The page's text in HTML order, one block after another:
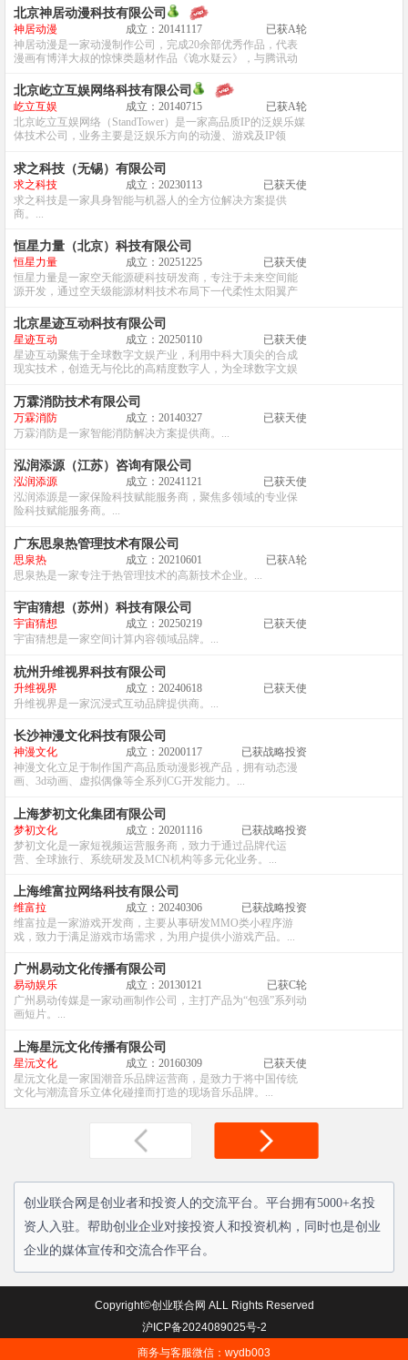
北京神居动漫科技有限公司
神居动漫 成立：20141117
已获A轮
神居动漫是一家动漫制作公司，完成20余部优秀作品，代表
漫画有博洋大叔的惊悚类题材作品《诡水疑云》，与腾讯动
北京屹立互娱网络科技有限公司
屹立互娱 成立：20140715
已获A轮
北京屹立互娱网络（StandTower）是一家高品质IP的泛娱乐媒
体技术公司，业务主要是泛娱乐方向的动漫、游戏及IP领
求之科技（无锡）有限公司
求之科技 成立：20230113
已获天使
求之科技是一家具身智能与机器人的全方位解决方案提供
商。...
恒星力量（北京）科技有限公司
恒星力量 成立：20251225
已获天使
恒星力量是一家空天能源硬科技研发商，专注于未来空间能
源开发，通过空天级能源材料技术布局下一代柔性太阳翼产
北京星迹互动科技有限公司
星迹互动 成立：20250110
已获天使
星迹互动聚焦于全球数字文娱产业，利用中科大顶尖的合成
现实技术，创造无与伦比的高精度数字人，为全球数字文娱
万霖消防技术有限公司
万霖消防 成立：20140327
已获天使
万霖消防是一家智能消防解决方案提供商。...
泓润添源（江苏）咨询有限公司
泓润添源 成立：20241121
已获天使
泓润添源是一家保险科技赋能服务商，聚焦多领域的专业保
险科技赋能服务商。...
广东思泉热管理技术有限公司
思泉热 成立：20210601
已获A轮
思泉热是一家专注于热管理技术的高新技术企业。...
宇宙猜想（苏州）科技有限公司
宇宙猜想 成立：20250219
已获天使
宇宙猜想是一家空间计算内容领域品牌。...
杭州升维视界科技有限公司
升维视界 成立：20240618
已获天使
升维视界是一家沉浸式互动品牌提供商。...
长沙神漫文化科技有限公司
神漫文化 成立：20200117
已获战略投资
神漫文化立足于制作国产高品质动漫影视产品，拥有动态漫
画、3d动画、虚拟偶像等全系列CG开发能力。...
上海梦初文化集团有限公司
梦初文化 成立：20201116
已获战略投资
梦初文化是一家短视频运营服务商，致力于通过品牌代运
营、全球旅行、系统研发及MCN机构等多元化业务。...
上海维富拉网络科技有限公司
维富拉 成立：20240306
已获战略投资
维富拉是一家游戏开发商，主要从事研发MMO类小程序游
戏，致力于满足游戏市场需求，为用户提供小游戏产品。...
广州易动文化传播有限公司
易动娱乐 成立：20130121
已获C轮
广州易动传媒是一家动画制作公司，主打产品为“包强”系列动
画短片。...
上海星沅文化传播有限公司
星沅文化 成立：20160309
已获天使
星沅文化是一家国潮音乐品牌运营商，是致力于将中国传统
文化与潮流音乐立体化碰撞而打造的现场音乐品牌。...
创业联合网是创业者和投资人的交流平台。平台拥有5000+名投
资人入驻。帮助创业企业对接投资人和投资机构，同时也是创业
企业的媒体宣传和交流合作平台。
Copyright©创业联合网 ALL Rights Reserved
沪ICP备2024089025号-2
商务与客服微信：wydb003